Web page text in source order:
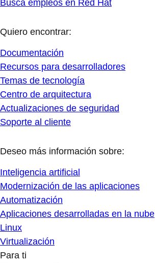
Busca empleos en Red Hat
Quiero encontrar:
Documentación
Recursos para desarrolladores
Temas de tecnología
Centro de arquitectura
Actualizaciones de seguridad
Soporte al cliente
Deseo más información sobre:
Inteligencia artificial
Modernización de las aplicaciones
Automatización
Aplicaciones desarrolladas en la nube
Linux
Virtualización
Para ti